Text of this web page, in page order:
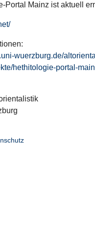
Portal Mainz ist aktuell
wuerzburg.de/
hethitologie-portal-